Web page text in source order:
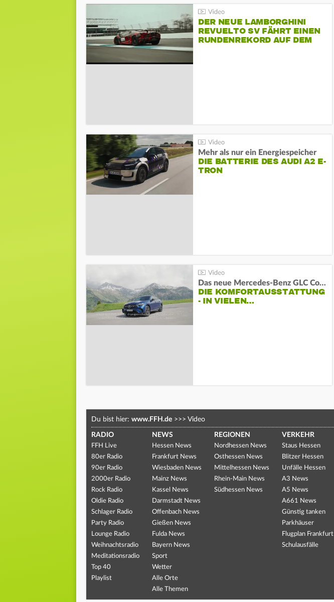
DER NEUE LAMBORGHINI
REVUELTO SV FÄHRT EINEN
RUNDENREKORD AUF DEM
Mehr als nur ein Energiespeicher
DIE BATTERIE DES AUDI A2 E-
TRON
Das neue Mercedes-Benz GLC Coupé
DIE KOMFORTAUSSTATTUNG
- IN VIELEN…
Du bist hier: www.FFH.de >>> Video
RADIO
FFH Live
80er Radio
90er Radio
2000er Radio
Rock Radio
Oldie Radio
Schlager Radio
Party Radio
Lounge Radio
Weihnachtsradio
Meditationsradio
Top 40
Playlist
NEWS
Hessen News
Frankfurt News
Wiesbaden News
Mainz News
Kassel News
Darmstadt News
Offenbach News
Gießen News
Fulda News
Bayern News
Sport
Wetter
Alle Orte
Alle Themen
REGIONEN
Nordhessen News
Osthessen News
Mittelhessen News
Rhein-Main News
Südhessen News
VERKEHR
Staus Hessen
Blitzer Hessen
Unfälle Hessen
A3 News
A5 News
A661 News
Günstig tanken
Parkhäuser
Flugplan Frankfurt
Schulausfälle